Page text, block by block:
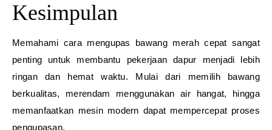
Kesimpulan
Memahami cara mengupas bawang merah cepat sangat
penting untuk membantu pekerjaan dapur menjadi lebih
ringan dan hemat waktu. Mulai dari memilih bawang
berkualitas, merendam menggunakan air hangat, hingga
memanfaatkan mesin modern dapat mempercepat proses
pengupasan.